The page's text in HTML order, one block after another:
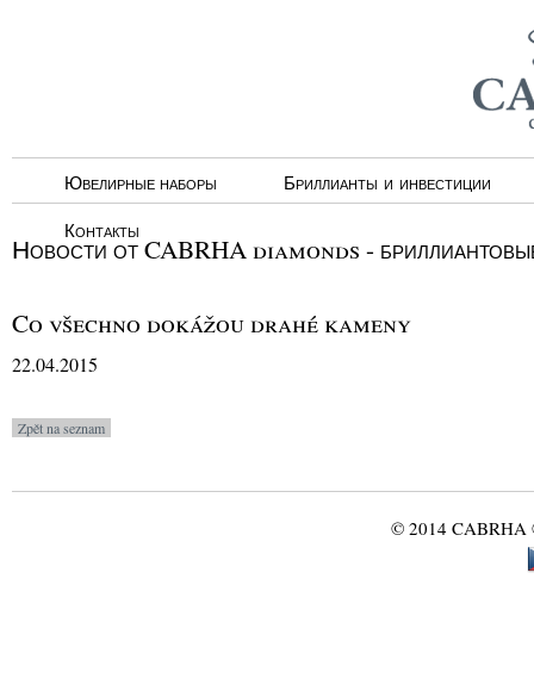
Ювелирные наборы
Бриллианты и инвестиции
Контакты
Новости от CABRHA diamonds -
Co všechno dokážou drahé kameny
22.04.2015
© 2014 CABRHA